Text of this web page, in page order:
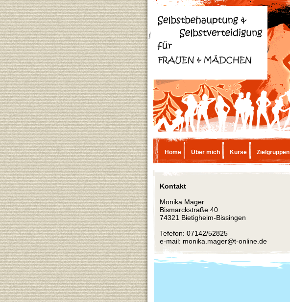
Home Über mich Kurse Zielgruppen
Kontakt
Monika Mager
Bismarckstraße 40
74321 Bietigheim-Bissingen
Tefefon: 07142/52825
e-mail: monika.mager@t-online.de